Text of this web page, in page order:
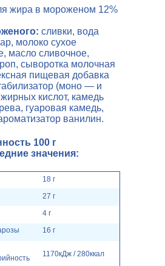
жира в мороженом 12%
сливки, вода
молоко сухое
масло сливочное,
сыворотка молочная
пищевая добавка
(моно — и
кислот, камедь
гуаровая камедь,
ванилин.
100 г
значения:
18 г
27 г
4 г
16 г
1170кДж / 280ккал